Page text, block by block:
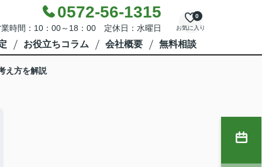
0572-56-1315
時間：10：00～18：00 定休日：水曜日 お気に入り
0
お役立ちコラム 会社概要 無料相談
え方を解説